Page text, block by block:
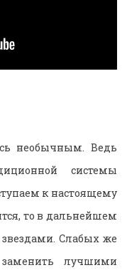
необычным. Ведь
системы
к настоящему
то в дальнейшем
Слабых же
лучшими